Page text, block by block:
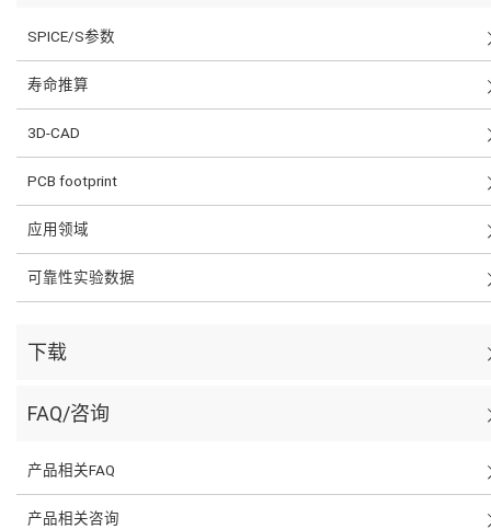
SPICE/S参数
寿命推算
3D-CAD
PCB footprint
应用领域
可靠性实验数据
下载
FAQ/咨询
产品相关FAQ
产品相关咨询